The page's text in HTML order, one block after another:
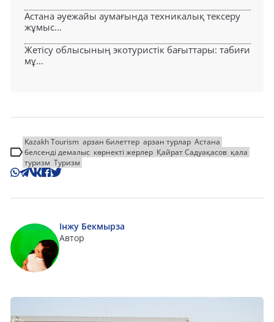
Астана әуежайы аумағында техникалық тексеру
жұмыс...
Жетісу облысының экотуристік бағыттары: табиғи
мұ...
Kazakh Tourism арзан билеттер арзан турлар Астана
белсенді демалыс көрнекті жерлер Қайрат Садуақасов қала
туризм Туризм
Інжу Бекмырза
Автор